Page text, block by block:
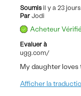
Soumisil y a 23 jours
Par Jodi
Acheteur
Evaluer à
ugg.com/
My daughter
Afficher la